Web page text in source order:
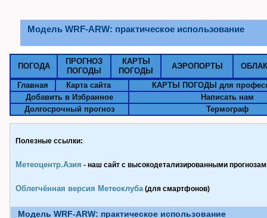
Модель WRF-ARW: практическое использование
ПОГОДА
ПРОГНОЗ
ПОГОДЫ
КАРТЫ
ПОГОДЫ
АЭРОПОРТЫ
Главная Карта сайта
КАРТЫ ПОГОДЫ для
Добавить в Избранное
Написать нам
Долгосрочный прогноз
Термограф
Полезные ссылки:
Метеоцентр.Азия - наш сайт с высокодетализированными
Облегчённая версия Метеоклуба(для смартфонов)
Модель WRF-ARW: практическое использование